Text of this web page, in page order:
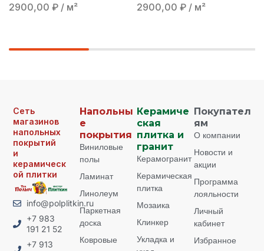
2900,00 ₽ / м² 2900,00 ₽ / м²
Сеть
магазинов
напольных
покрытий
и
керамическ
ой плитки
info@polplitkin.ru
+7 983
191 21 52
+7 913
Напольны
е
покрытия
Виниловые
полы
Ламинат
Линолеум
Паркетная
доска
Ковровые
Керамиче
ская
плитка и
гранит
Керамогранит
Керамическая
плитка
Мозаика
Клинкер
Укладка и
Покупател
ям
О компании
Новости и
акции
Программа
лояльности
Личный
кабинет
Избранное